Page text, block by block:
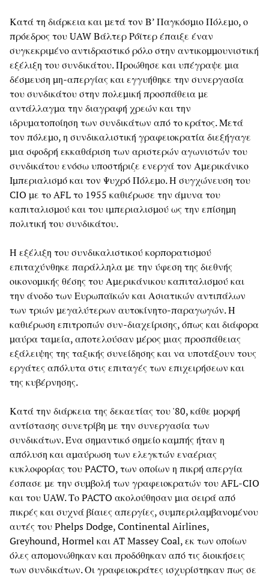
Κατά τη διάρκεια και μετά τον Β’ Παγκόσμιο Πόλεμο, ο
πρόεδρος του UAW Βάλτερ Ρόϊτερ έπαιξε έναν
συγκεκριμένο αντιδραστικό ρόλο στην αντικομμουνιστική
εξέλιξη του συνδικάτου. Προώθησε και υπέγραψε μια
δέσμευση μη-απεργίας και εγγυήθηκε την συνεργασία
του συνδικάτου στην πολεμική προσπάθεια με
αντάλλαγμα την διαγραφή χρεών και την
ιδρυματοποίηση των συνδικάτων από το κράτος. Μετά
τον πόλεμο, η συνδικαλιστική γραφειοκρατία διεξήγαγε
μια σφοδρή εκκαθάριση των αριστερών αγωνιστών του
συνδικάτου ενόσω υποστήριζε ενεργά τον Αμερικάνικο
Ιμπεριαλισμό και τον Ψυχρό Πόλεμο. Η συγχώνευση του
CIO με το AFL το 1955 καθιέρωσε την άμυνα του
καπιταλισμού και του ιμπεριαλισμού ως την επίσημη
πολιτική του συνδικάτου.
Η εξέλιξη του συνδικαλιστικού κορπορατισμού
επιταχύνθηκε παράλληλα με την ύφεση της διεθνής
οικονομικής θέσης του Αμερικάνικου καπιταλισμού και
την άνοδο των Ευρωπαϊκών και Ασιατικών αντιπάλων
των τριών μεγαλύτερων αυτοκίνητο-παραγωγών. Η
καθιέρωση επιτροπών συν-διαχείρισης, όπως και διάφορα
μαύρα ταμεία, αποτελούσαν μέρος μιας προσπάθειας
εξάλειψης της ταξικής συνείδησης και να υποτάξουν τους
εργάτες απόλυτα στις επιταγές των επιχειρήσεων και
της κυβέρνησης.
Κατά την διάρκεια της δεκαετίας του '80, κάθε μορφή
αντίστασης συνετρίβη με την συνεργασία των
συνδικάτων. Ένα σημαντικό σημείο καμπής ήταν η
απόλυση και αμαύρωση των ελεγκτών εναέριας
κυκλοφορίας του PACTO, των οποίων η πικρή απεργία
έσπασε με την συμβολή των γραφειοκρατών του AFL-CIO
και του UAW. Το PACTO ακολούθησαν μια σειρά από
πικρές και συχνά βίαιες απεργίες, συμπεριλαμβανομένου
αυτές του Phelps Dodge, Continental Airlines,
Greyhound, Hormel και AT Massey Coal, εκ των οποίων
όλες απομονώθηκαν και προδόθηκαν από τις διοικήσεις
των συνδικάτων. Οι γραφειοκράτες ισχυρίστηκαν πως σε